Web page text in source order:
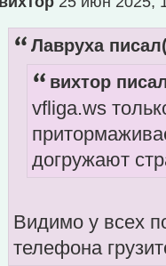
Лавруха
вихтор
vfliga.ws
догружают
Видимо у всех
телефона